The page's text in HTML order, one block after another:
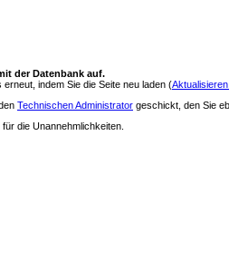
der Datenbank auf.
indem Sie die Seite neu laden (
Technischen Administrator geschickt, den Sie
die Unannehmlichkeiten.